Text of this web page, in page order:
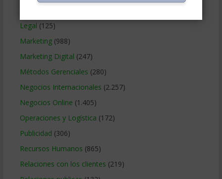
Legal (125)
Marketing(988)
Marketing Digital (247)
Métodos Gerenciales (280)
Negocios Internacionales (2.257)
Negocios Online (1.405)
Operaciones y Logística (172)
Publicidad (306)
Recursos Humanos (865)
Relaciones con los clientes (219)